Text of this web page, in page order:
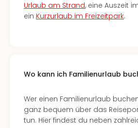
Urlaub am Strand, eine Auszeit
ein Kurzurlaub im Freizeitpark.
Wo kann ich Familienurlaub
Wer einen Familienurlaub
ganz bequem über das
tun. Hier findest du neben